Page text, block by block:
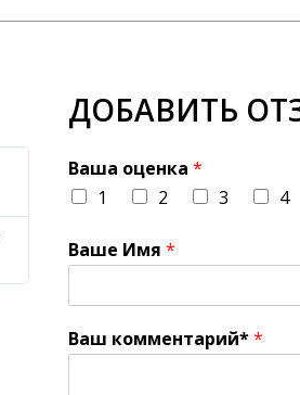
ДОБАВИТЬ
Ваша оценка *
1
2 3 4
Ваше Имя *
Ваш комментарий**